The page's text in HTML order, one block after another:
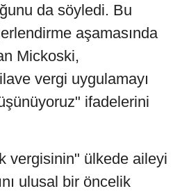
da söyledi. Bu
aşamasında
Mickoski,
vergi uygulamayı
ifadelerini
vergisinin" ülkede aileyi
ulusal bir öncelik